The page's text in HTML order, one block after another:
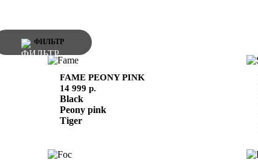
ФИЛЬТР
FAME PEONY PINK
14 999 р.
Black
Peony pink
Tiger